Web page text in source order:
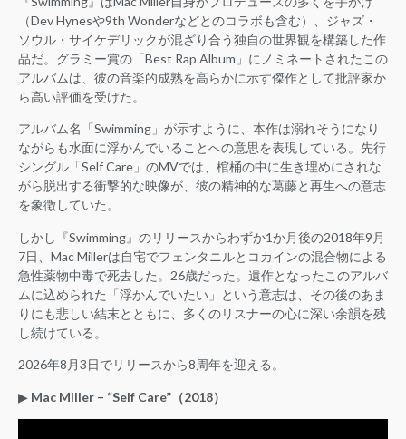
（Dev Hynesや9th Wonderなどとのコラボも含む）、ジャズ・
ソウル・サイケデリックが混ざり合う独自の世界観を構築した作
品だ。グラミー賞の「Best Rap Album」にノミネートされたこの
アルバムは、彼の音楽的成熟を高らかに示す傑作として批評家か
ら高い評価を受けた。
アルバム名「Swimming」が示すように、本作は溺れそうになり
ながらも水面に浮かんでいることへの意思を表現している。先行
シングル「Self Care」のMVでは、棺桶の中に生き埋めにされな
がら脱出する衝撃的な映像が、彼の精神的な葛藤と再生への意志
を象徴していた。
しかし『Swimming』のリリースからわずか1か月後の2018年9月
7日、Mac Millerは自宅でフェンタニルとコカインの混合物による
急性薬物中毒で死去した。26歳だった。遺作となったこのアルバ
ムに込められた「浮かんでいたい」という意志は、その後のあま
りにも悲しい結末とともに、多くのリスナーの心に深い余韻を残
し続けている。
2026年8月3日でリリースから8周年を迎える。
▶︎ Mac Miller – “Self Care”（2018）